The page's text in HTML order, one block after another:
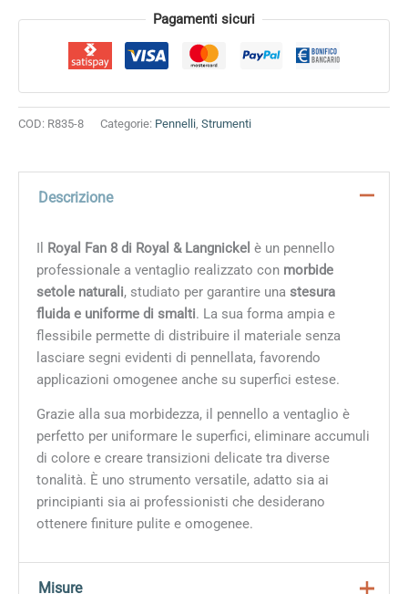
Pagamenti sicuri
COD: R835-8 Categorie: Pennelli, Strumenti
Descrizione
Il Royal Fan 8 di Royal & Langnickel è un pennello
professionale a ventaglio realizzato con morbide
setole naturali, studiato per garantire unastesura
fluida e uniforme di smalti. La sua forma ampia e
flessibile permette di distribuire il materiale senza
lasciare segni evidenti di pennellata, favorendo
applicazioni omogenee anche su superfici estese.
Grazie alla sua morbidezza, il pennello a ventaglio è
perfetto per uniformare le superfici, eliminare accumuli
di colore e creare transizioni delicate tra diverse
tonalità. È uno strumento versatile, adatto sia ai
principianti sia ai professionisti che desiderano
ottenere finiture pulite e omogenee.
Misure